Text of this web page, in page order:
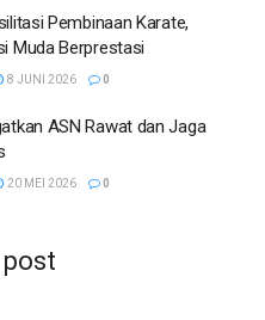
Pembinaan Karate,
Muda Berprestasi
8 JUNI 2026 0
ASN Rawat dan Jaga
20 MEI 2026 0